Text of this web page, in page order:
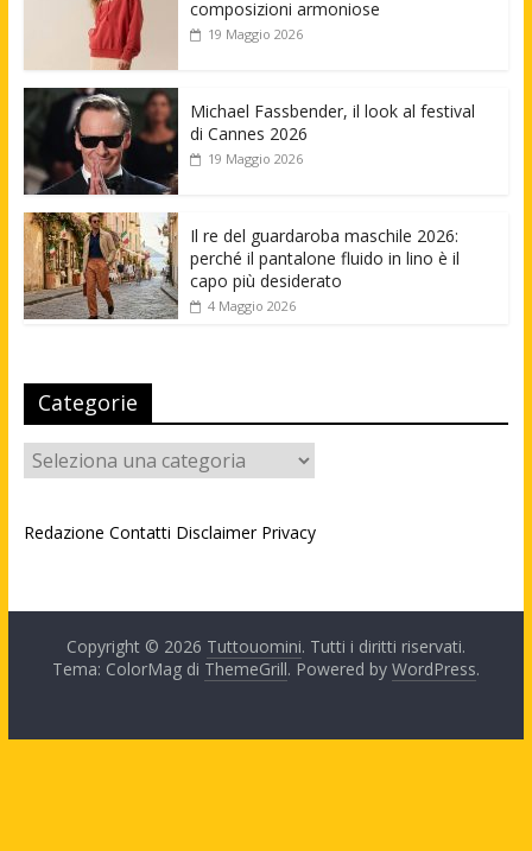
composizioni armoniose
19 Maggio 2026
Michael Fassbender, il look al festival
di Cannes 2026
19 Maggio 2026
Il re del guardaroba maschile 2026:
perché il pantalone fluido in lino è il
capo più desiderato
4 Maggio 2026
Categorie
Categorie
Redazione Contatti Disclaimer Privacy
Copyright © 2026 Tuttouomini. Tutti i diritti riservati.
Tema: ColorMag di ThemeGrill. Powered by WordPress.